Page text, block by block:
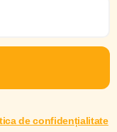
de confidențialitate